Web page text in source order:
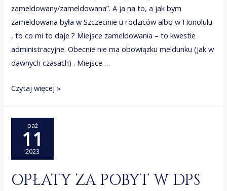
zameldowany/zameldowana”. A ja na to, a jak bym
zameldowana była w Szczecinie u rodziców albo w Honolulu
, to co mi to daje ? Miejsce zameldowania – to kwestie
administracyjne. Obecnie nie ma obowiązku meldunku (jak w
dawnych czasach) . Miejsce …
Miejsce
zameldowanie
Czytaj więcej »
paź
11
2023
OPŁATY ZA POBYT W DPS